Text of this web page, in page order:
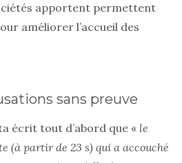
apportent permettent
améliorer l’accueil des
sans preuve
écrit tout d’abord que « le
(à partir de 23 s) qui a accouché